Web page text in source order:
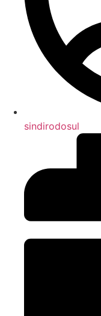
sindirodosul